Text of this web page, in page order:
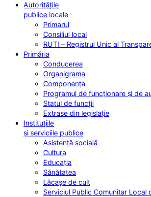
Autoritățile
publice locale
Primarul
Consiliul local
RUTI – Registrul Unic al
Primăria
Conducerea
Organigrama
Componența
Programul de funcționare și de
Statul de funcții
Extrase din legislație
Instituțiile
și serviciile publice
Asistență socială
Cultura
Educația
Sănătatea
Lăcașe de cult
Serviciul Public Comunitar Local